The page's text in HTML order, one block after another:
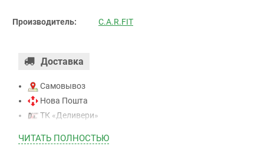
Производитель: C.A.R.FIT
Доставка
Самовывоз
Нова Пошта
ТК «Деливери»
ТК “Justin”
ЧИТАТЬ ПОЛНОСТЬЮ